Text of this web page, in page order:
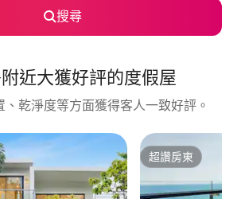
搜尋
近大獲好評的度假屋
乾淨度等方面獲得客人一致好評。
超讚房東
超讚房東